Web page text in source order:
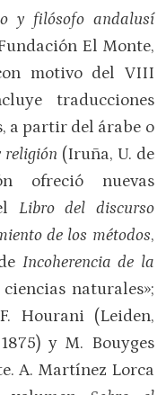
y filósofo andalusí
El Monte,
motivo del VIII
traducciones
a partir del árabe o
religión (Iruña, U. de
ofreció nuevas
Libro del discurso
de los métodos,
Incoherencia de la
naturales»;
Hourani (Leiden,
y M. Bouyges
A. Martínez Lorca